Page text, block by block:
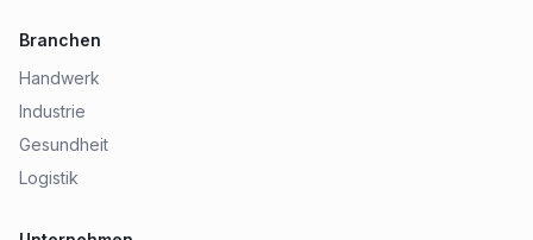
Branchen
Handwerk
Industrie
Gesundheit
Logistik